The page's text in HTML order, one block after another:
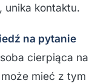
unika kontaktu.
na pytanie
cierpiąca na
mieć z tym